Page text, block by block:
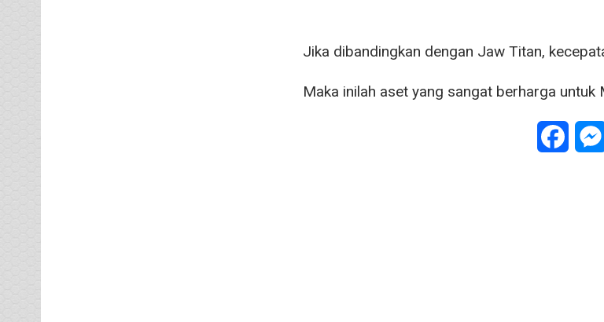
Jika dibandingkan dengan Jaw Titan,
Maka inilah aset yang sangat berharga untuk